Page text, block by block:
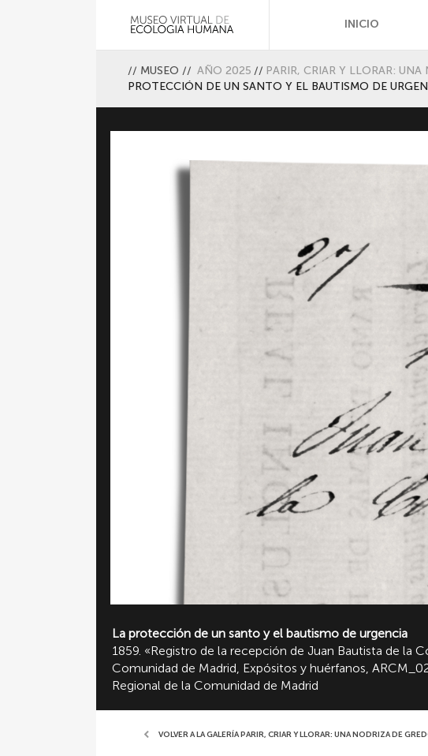
INICIO
// MUSEO // AÑO 2025 // PARIR, CRIAR Y LLORAR:
PROTECCIÓN DE UN SANTO Y EL BAUTISMO DE
La protección de un santo y el bautismo de urgencia
1859. «Registro de la recepción de Juan Bautista de la
Comunidad de Madrid, Expósitos y huérfanos,
Regional de la Comunidad de Madrid
VOLVER A LA GALERÍA PARIR, CRIAR Y LLORAR: UNA NODRIZA DE